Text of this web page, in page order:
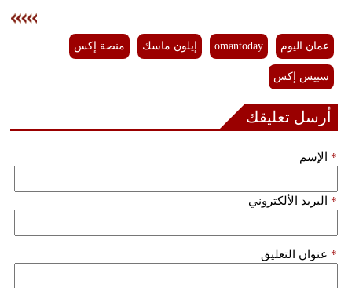
عمان اليوم omantoday إيلون ماسك منصة إكس
سبيس إكس
أرسل تعليقك
الإسم *
البريد الألكتروني *
عنوان التعليق *